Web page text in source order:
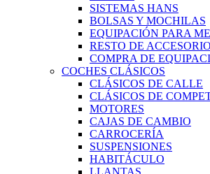
SISTEMAS HANS
BOLSAS Y MOCHILAS
EQUIPACIÓN PARA
RESTO DE
COMPRA DE
COCHES CLÁSICOS
CLÁSICOS DE CALLE
CLÁSICOS DE
MOTORES
CAJAS DE CAMBIO
CARROCERÍA
SUSPENSIONES
HABITÁCULO
LLANTAS